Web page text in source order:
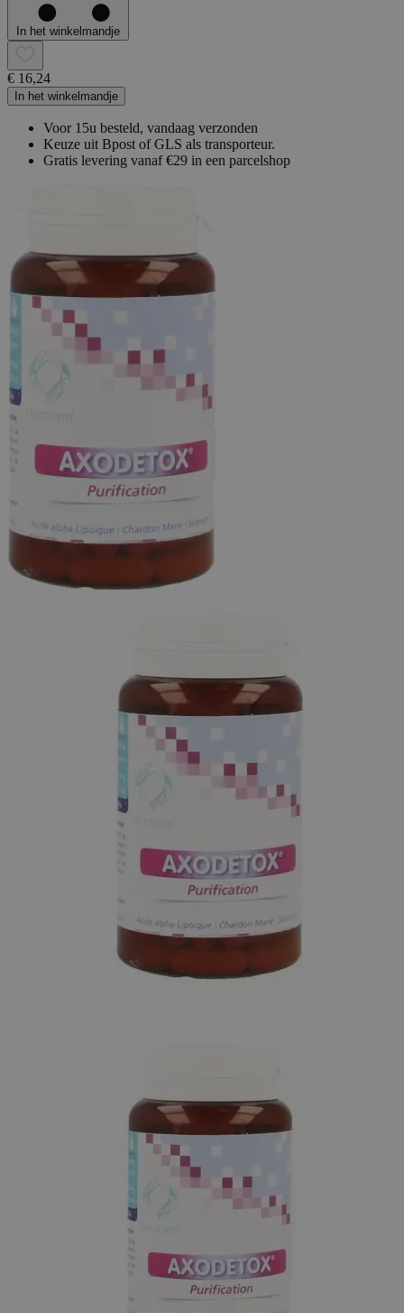
In het winkelmandje
€ 16,24
In het winkelmandje
Voor 15u besteld, vandaag verzonden
Keuze uit Bpost of GLS als transporteur.
Gratis levering vanaf €29 in een parcelshop